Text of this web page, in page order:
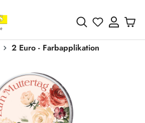
Du hast 0
2 Euro - Farbapplikation